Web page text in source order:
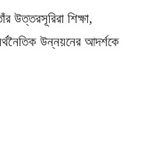
উত্তরসূরিরা শিক্ষা,
উন্নয়নের আদর্শকে